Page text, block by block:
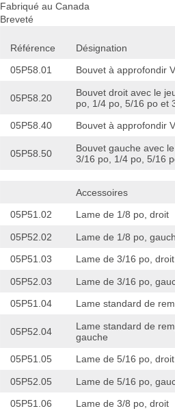
Fabriqué au Canada
Breveté
Référence
Désignation
05P58.01
Bouvet à approfondir
05P58.20
Bouvet droit avec le
po, 1/4 po, 5/16 po et
05P58.40
Bouvet à approfondir
05P58.50
Bouvet gauche avec
3/16 po, 1/4 po, 5/16
Accessoires
05P51.02
Lame de 1/8 po, droit
05P52.02
Lame de 1/8 po,
05P51.03
Lame de 3/16 po, droit
05P52.03
Lame de 3/16 po,
05P51.04
Lame standard de
05P52.04
Lame standard de
gauche
05P51.05
Lame de 5/16 po, droit
05P52.05
Lame de 5/16 po,
05P51.06
Lame de 3/8 po, droit